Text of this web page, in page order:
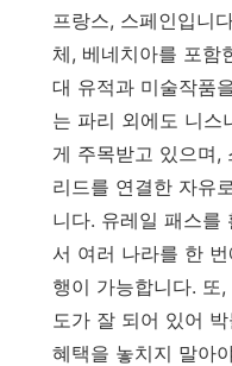
프랑스, 스페인입니
체, 베네치아를 포함
대 유적과 미술작품
는 파리 외에도 니스
게 주목받고 있으며,
리드를 연결한 자유
니다. 유레일 패스를
서 여러 나라를 한
행이 가능합니다. 또
도가 잘 되어 있어
혜택을 놓치지 말아